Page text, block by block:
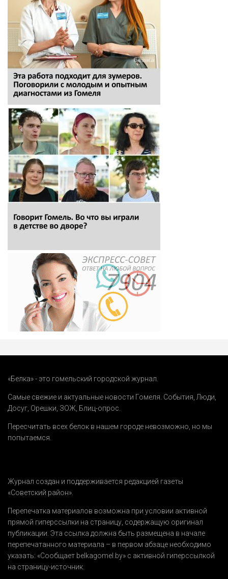
«Белка» - это гомельский городской журнал.
Самые свежие и актуальные новости Гомеля. События Люди
Досуг Орешки ЗОЖ Блиц-опрос
Пересчитать всех белок в нашем городе невозможно, но мы
попытаемся.
Журнал создан и поддерживается редакцией газеты
«Советский район».
Перепечатка материалов возможна при условии активной
прямой гиперссылки на страницу, содержащую оригинал
публикации. Эта ссылка должна быть размещена в начале
перепечатанного материала – в первом абзаце необходимо
указать: «Сообщает belkagomel.by» с активной гиперссылкой
на страницу-источник.